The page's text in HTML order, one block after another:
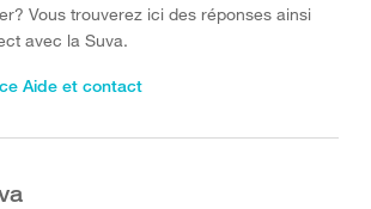
Vous trouverez ici des réponses ainsi
avec la Suva.
Aide et contact